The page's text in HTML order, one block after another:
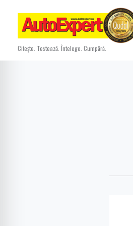
content
Citește. Testează. Întelege. Cumpără.